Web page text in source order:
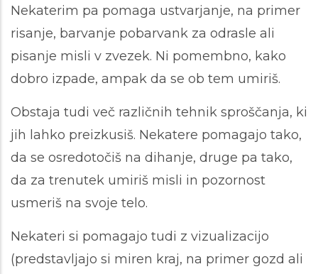
Nekaterim pa pomaga ustvarjanje, na primer
risanje, barvanje pobarvank za odrasle ali
pisanje misli v zvezek. Ni pomembno, kako
dobro izpade, ampak da se ob tem umiriš.
Obstaja tudi več različnih tehnik sproščanja, ki
jih lahko preizkusiš. Nekatere pomagajo tako,
da se osredotočiš na dihanje, druge pa tako,
da za trenutek umiriš misli in pozornost
usmeriš na svoje telo.
Nekateri si pomagajo tudi z vizualizacijo
(predstavljajo si miren kraj, na primer gozd ali